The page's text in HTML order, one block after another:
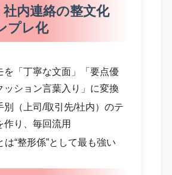
社内連絡の整文化
プレ化
を「丁寧な文面」「要点優
ッション言葉入り」に変換
別（上司/取引先/社内）のテ
作り、毎回流用
は“整形係”として最も強い